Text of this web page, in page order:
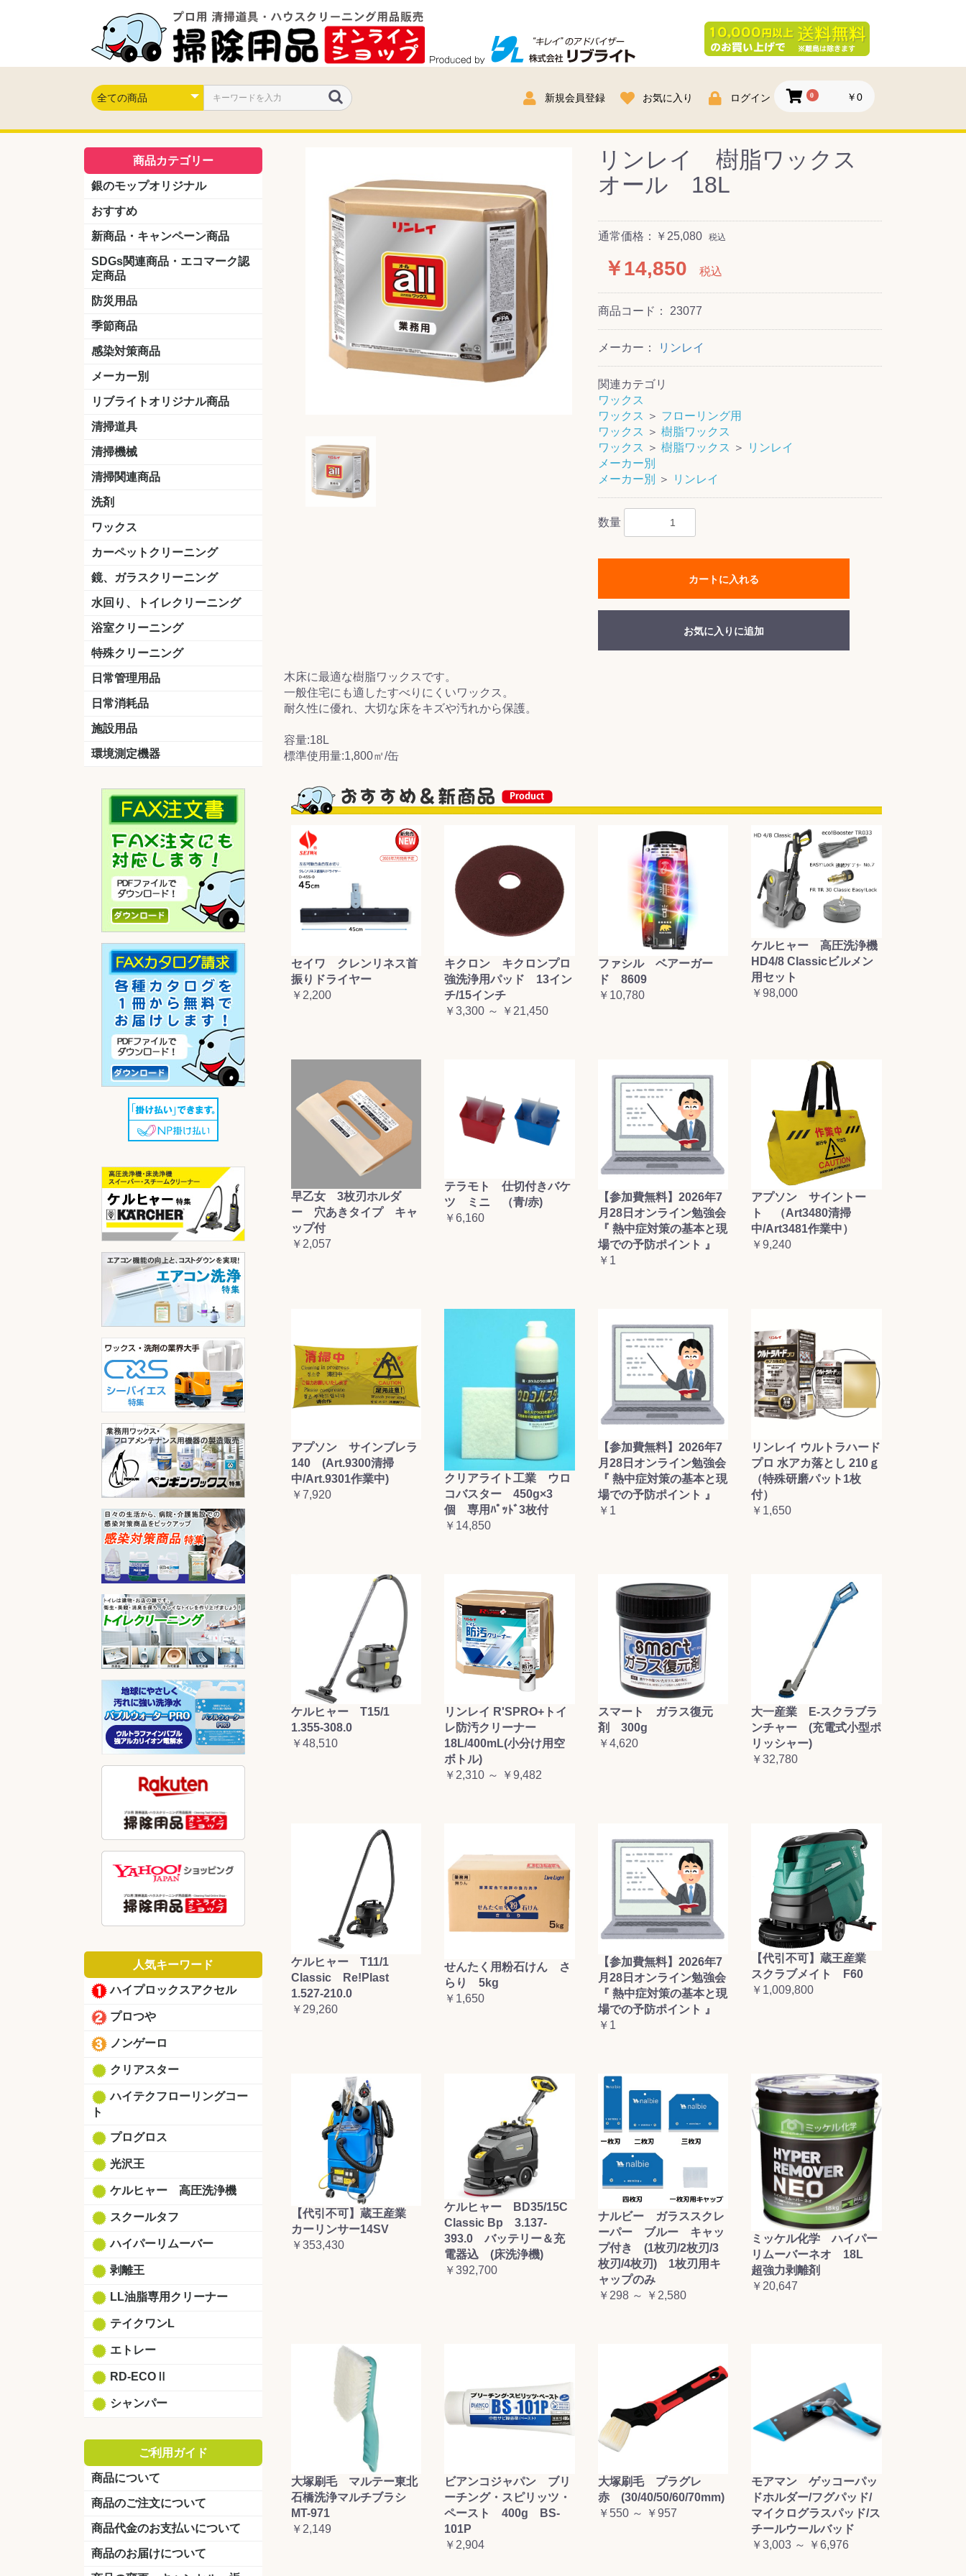
新規会員登録 お気に入り ログイン 0 ￥0
商品カテゴリー
銀のモップオリジナル
おすすめ
新商品・キャンペーン商品
キャンペーン商品
新製品
SDGs関連商品・エコマーク認
定商品
防災用品
季節商品
感染対策商品
おう吐物
除菌洗剤
うがい薬
マスク
手洗い石鹸
手指消毒
手袋
メーカー別
クオリティ
ニイタカ
シーバイエス
リンレイ
ペンギンワックス
横浜油脂工業
ミッケル化学（旧：スイショウ
ユシロ化学
コニシ
つやげん
ダイカ商事
スリーエムジャパン
山崎産業
テラモト
セイワ
エトレー
ラバーメイド
ジャパックス
日本サニパック
ケルヒャー
マキタ
ショーワグローブ
花王
サラヤ
アルボース
コスケム
ミヤキ
紺商
信徳ポミー
リブライトオリジナル商品
LLオレンジクリーナー
LL油脂専用クリーナー
LLワックスモップ
LL-21
マーベラスiL
清掃道具
ほうき
ちりとり
モップ及び関連品 ワンタッチ式モップ
水切りドライヤー
その他アタッチメント
(ワンタッチ式用)
モップ ワックス塗布
ハードフロア用ダストモップ
テラモト
その他
清掃機械
掃除機
ドライバキューム
アップライトバキューム
コードレスタイプ
高圧洗浄機
吸水機
カーペット用マシン
送風機
ポリッシャー スタンダード
高速回転
ハンディポリッシャー
関連商品
ポリッシャー・自動床洗浄機用
掃除機用紙パック
その他
清掃関連商品
ダストカート
台車
移動式バレット
脚立
モップハンガー
サインボード
光沢計
カーペット汚染度計
洗剤
床用表面洗浄剤
ハクリ剤
厨房用
工場用
石材用
サビ用
木材用
タイル用
外壁用
壁面用
手あか用
病院用
除菌用
ワックス
樹脂ワックス
半樹脂ワックス
フローリング用
病院用ワックス
中性ワックス
石材用
木床用
その他
カーペットクリーニング
洗剤
ブラシ
パット
その他
鏡、ガラスクリーニング
ガラスワイパー
シャンパー(ウオッシャー)
ガラススクイジー
ケレン
ツールホルダー
洗剤 うろこ取り
天井・高所作業
水回り、トイレクリーニング
洗剤
尿石除去剤
水アカ除去剤
排水管つまり除去剤
消臭・防臭剤
道具
浴室クリーニング
洗剤
道具
特殊クリーニング
石材
エアコン
リンス&中和剤&前処理
洗浄ツール
洗浄シート
外壁
その他
日常管理用品
クリーナー
洗濯用洗剤
油汚れ落とし
サビ取り剤
タバコ専用消臭
日常消耗品
トイレットペーパー
ペーパータオル
便座除菌クリーナー
ポリ袋
施設用品
マット・他
ベンチ
灰皿
傘立
くず入れ
環境測定機器
人気キーワード
ハイプロックスアクセル
プロつや
ノンゲーロ
クリアスター
ハイテクフローリングコー
ト
プログロス
光沢王
ケルヒャー 高圧洗浄機
スクールタフ
ハイパーリムーバー
剥離王
LL油脂専用クリーナー
テイクワンL
エトレー
RD-ECOⅡ
シャンパー
ご利用ガイド
商品について
商品のご注文について
商品代金のお支払いについて
商品のお届けについて
リンレイ 樹脂ワックス
オール 18L
通常価格：￥25,080 税込
￥14,850 税込
商品コード： 23077
メーカー： リンレイ
関連カテゴリ
ワックス
ワックス ＞ フローリング用
ワックス ＞ 樹脂ワックス
ワックス ＞ 樹脂ワックス ＞
リンレイ
メーカー別
メーカー別
＞ リンレイ
数量
カートに入れる
お買い物を続ける カートへ進む
お気に入りに追加
木床に最適な樹脂ワックスです。
一般住宅にも適したすべりにくいワックス。
耐久性に優れ、大切な床をキズや汚れから保護。
容量:18L
標準使用量:1,800㎡/缶
セイワ クレンリネス首
振りドライヤー
￥2,200
キクロン キクロンプロ
強洗浄用パッド 13イン
チ/15インチ
￥3,300 ～ ￥21,450
ファシル ベアーガー
ド 8609
￥10,780
ケルヒャー 高圧洗浄機
HD4/8 Classicビルメン
用セット
￥98,000
早乙女 3枚刃ホルダ
ー 穴あきタイプ キャ
ップ付
￥2,057
テラモト 仕切付きバケ
ツ ミニ （青/赤)
￥6,160
【参加費無料】2026年7
月28日オンライン勉強会
『 熱中症対策の基本と現
場での予防ポイント 』
￥1
アプソン サイントー
ト （Art3480清掃
中/Art3481作業中）
￥9,240
アプソン サインブレラ
140 (Art.9300清掃
中/Art.9301作業中)
￥7,920
クリアライト工業 ウロ
コバスター 450g×3
個 専用ﾊﾟｯﾄﾞ3枚付
￥14,850
【参加費無料】2026年7
月28日オンライン勉強会
『 熱中症対策の基本と現
場での予防ポイント 』
￥1
リンレイ ウルトラハード
プロ 水アカ落とし 210ｇ
（特殊研磨パット1枚
付）
￥1,650
ケルヒャー T15/1
1.355-308.0
￥48,510
リンレイ R'SPRO+トイ
レ防汚クリーナー
18L/400mL(小分け用空
ボトル)
￥2,310 ～ ￥9,482
スマート ガラス復元
剤 300g
￥4,620
大一産業 E-スクラブラ
ンチャー (充電式小型ポ
リッシャー)
￥32,780
ケルヒャー T11/1
Classic Re!Plast
1.527-210.0
￥29,260
せんたく用粉石けん さ
らり 5kg
￥1,650
【参加費無料】2026年7
月28日オンライン勉強会
『 熱中症対策の基本と現
場での予防ポイント 』
￥1
【代引不可】蔵王産業
スクラブメイト F60
￥1,009,800
【代引不可】蔵王産業
カーリンサー14SV
￥353,430
ケルヒャー BD35/15C
Classic Bp 3.137-
393.0 バッテリー＆充
電器込 (床洗浄機)
￥392,700
ナルビー ガラススクレ
ーパー ブルー キャッ
プ付き (1枚刃/2枚刃/3
枚刃/4枚刃) 1枚刃用キ
ャップのみ
￥298 ～ ￥2,580
ミッケル化学 ハイパー
リムーバーネオ 18L
超強力剥離剤
￥20,647
大塚刷毛 マルテー東北
石橋洗浄マルチブラシ
MT-971
￥2,149
ビアンコジャパン ブリ
ーチング・スピリッツ・
ペースト 400g BS-
101P
￥2,904
大塚刷毛 プラグレ
赤 (30/40/50/60/70mm)
￥550 ～ ￥957
モアマン ゲッコーパッ
ドホルダー/フグパッド/
マイクログラスパッド/ス
チールウールバッド
￥3,003 ～ ￥6,976